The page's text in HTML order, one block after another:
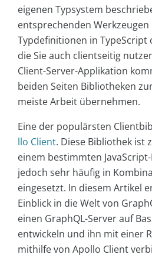
eigenen Typsystem
entsprechenden Werkzeugen
Typdefinitionen in TypeScript
die Sie auch clientseitig
Client-Server-Applikation
beiden Seiten Bibliotheken
meiste Arbeit übernehmen.
Eine der populärsten
llo Client. Diese Bibliothek ist
einem bestimmten
jedoch sehr häufig in
eingesetzt. In diesem Artikel
Einblick in die Welt von
einen GraphQL-Server auf
entwickeln und ihn mit einer
mithilfe von Apollo Client